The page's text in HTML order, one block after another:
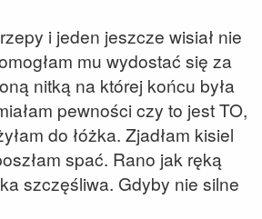
i jeden jeszcze wisiał nie
mu wydostać się za
nitką na której końcu była
pewności czy to jest TO,
do łóżka. Zjadłam kisiel
spać. Rano jak ręką
szczęśliwa. Gdyby nie silne